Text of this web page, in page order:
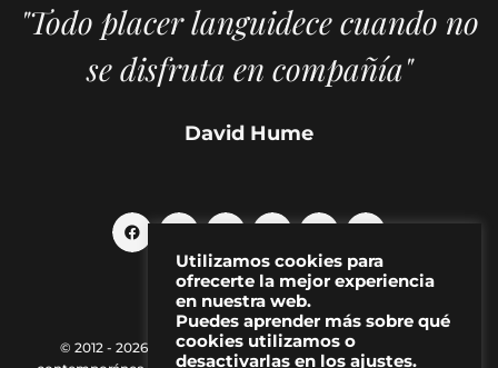
"Todo placer languidece cuando no
se disfruta en compañía"
David Hume
© 2012 - 2026 MAKMA | Revista de artes visuales y cultura
Utilizamos cookies para
ofrecerte la mejor experiencia
en nuestra web.
Puedes aprender más sobre qué
cookies utilizamos o
desactivarlas en los ajustes.